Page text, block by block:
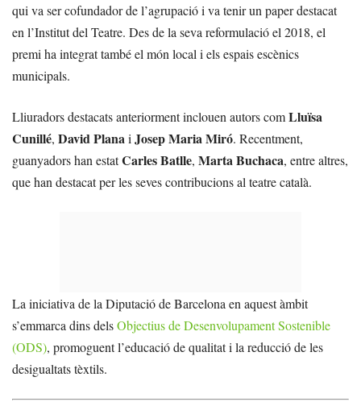
qui va ser cofundador de l’agrupació i va tenir un paper destacat
en l’Institut del Teatre. Des de la seva reformulació el 2018, el
premi ha integrat també el món local i els espais escènics
municipals.
Lliuradors destacats anteriorment inclouen autors comLluïsa
Cunillé, David Planai Josep Maria Miró. Recentment,
guanyadors han estatCarles Batlle, Marta Buchaca, entre altres,
que han destacat per les seves contribucions al teatre català.
La iniciativa de la Diputació de Barcelona en aquest àmbit
s’emmarca dins delsObjectius de Desenvolupament Sostenible
(ODS), promoguent l’educació de qualitat i la reducció de les
desigualtats tèxtils.